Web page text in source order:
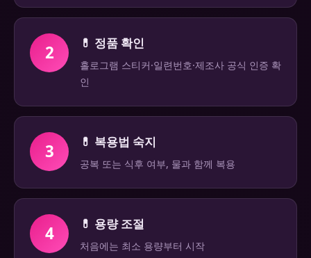
2 💊 정품 확인
홀로그램 스티커·일련번호·제조사 공식 인증 확
인
3 💊 복용법 숙지
공복 또는 식후 여부, 물과 함께 복용
4 💊 용량 조절
처음에는 최소 용량부터 시작